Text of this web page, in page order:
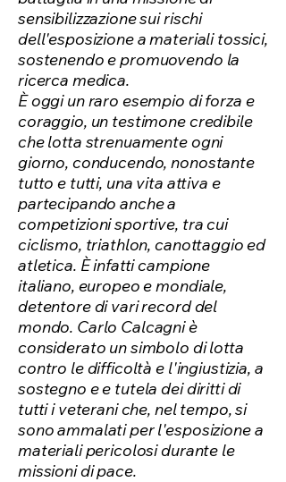
sensibilizzazione sui rischi
dell'esposizione a materiali tossici,
sostenendo e promuovendo la
ricerca medica.
È oggi un raro esempio di forza e
coraggio, un testimone credibile
che lotta strenuamente ogni
giorno, conducendo, nonostante
tutto e tutti, una vita attiva e
partecipando anche a
competizioni sportive, tra cui
ciclismo, triathlon, canottaggio ed
atletica. È infatti campione
italiano, europeo e mondiale,
detentore di vari record del
mondo. Carlo Calcagni è
considerato un simbolo di lotta
contro le difficoltà e l'ingiustizia, a
sostegno e e tutela dei diritti di
tutti i veterani che, nel tempo, si
sono ammalati per l'esposizione a
materiali pericolosi durante le
missioni di pace.